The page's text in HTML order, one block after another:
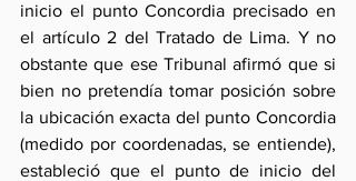
inicio el punto Concordia precisado en
el artículo 2 del Tratado de Lima. Y no
obstante que ese Tribunal afirmó que si
bien no pretendía tomar posición sobre
la ubicación exacta del punto Concordia
(medido por coordenadas, se entiende),
estableció que el punto de inicio del